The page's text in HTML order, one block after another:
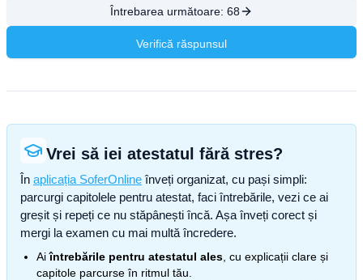
Întrebarea următoare: 68
Verifică răspunsul
Vrei să iei atestatul fără stres?
În aplicația SoferOnline înveți organizat, cu pași simpli:
parcurgi capitolele pentru atestat, faci întrebările, vezi ce ai
greșit și repeți ce nu stăpânești încă. Așa înveți corect și
mergi la examen cu mai multă încredere.
Aiîntrebările pentru atestatul ales , cu explicații clare și
capitole parcurse în ritmul tău.